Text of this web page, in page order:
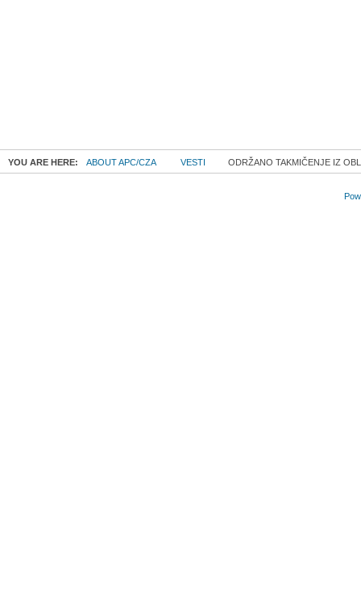
YOU ARE HERE: ABOUT APC/CZA VESTI ODRŽANO TAKMIČENJE IZ